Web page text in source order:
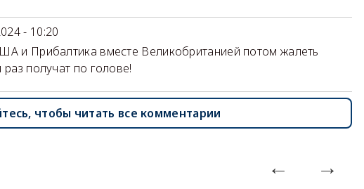
- 10:20
и Прибалтика вместе Великобританией потом жалеть
получат по голове!
чтобы читать все комментарии